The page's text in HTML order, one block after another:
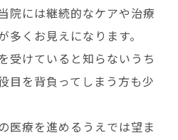
院には継続的なケアや治療
多くお見えになります。
受けていると知らないうち
目を背負ってしまう方も少
医療を進めるうえでは望ま